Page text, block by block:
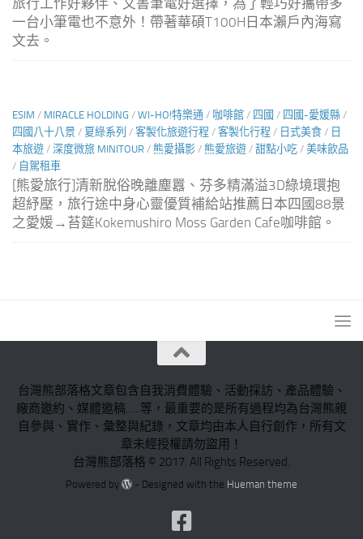
一台小筆電也不意外！帶著華碩T100H日本瀨戶內海寫
文去。
ESIM / MIRACLE HOLDING / WI-HO!特樂通 / 咖啡館 / 四國 / 四國-愛媛縣 /
四國八十八景 / 夏綠系列 / 客製化旅遊行程 / 客製化行程 / 日式美食 / 日
本旅遊 / 深度微旅 MINITOUR / 熊愛攝影 / 熊愛旅遊 / 甜點小吃 / 美味飲品
/ 自駕租車
[熊愛旅行]清新脫俗晚離塵囂、芬多精滿溢3D綠境環抱
超紓壓，旅行途中身心靈優質補給站推薦日本四國88景
之愛媛→苔筵Kokemushiro Moss Garden Cafe咖啡館。
台灣熊部落格文章包含自我消費體驗、活動採訪、產品體驗、
廠商邀約、媒體邀稿......等，最重要的是所有過程均為台灣熊親
自參與、實作、彙整與紀錄，文章均由本人自行創作，所有文
章未經授權請勿盜用！
台灣熊部落格 © 2017. All Rights Reserved.
Powered by - Designed with the Hueman theme